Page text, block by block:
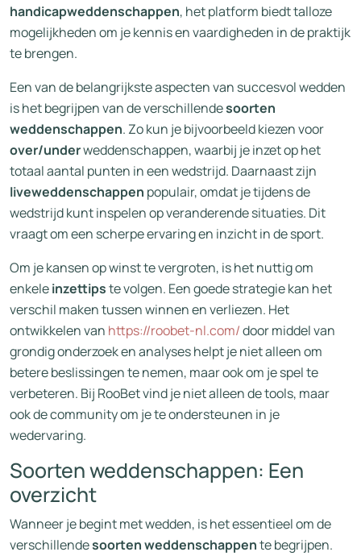
handicapweddenschappen, het platform biedt talloze
mogelijkheden om je kennis en vaardigheden in de praktijk
te brengen.
Een van de belangrijkste aspecten van succesvol wedden
is het begrijpen van de verschillendesoorten
weddenschappen. Zo kun je bijvoorbeeld kiezen voor
over/underweddenschappen, waarbij je inzet op het
totaal aantal punten in een wedstrijd. Daarnaast zijn
liveweddenschappen populair, omdat je tijdens de
wedstrijd kunt inspelen op veranderende situaties. Dit
vraagt om een scherpe ervaring en inzicht in de sport.
Om je kansen op winst te vergroten, is het nuttig om
enkeleinzettipste volgen. Een goede strategie kan het
verschil maken tussen winnen en verliezen. Het
ontwikkelen van https://roobet-nl.com/door middel van
grondig onderzoek en analyses helpt je niet alleen om
betere beslissingen te nemen, maar ook om je spel te
verbeteren. Bij RooBet vind je niet alleen de tools, maar
ook de community om je te ondersteunen in je
wedervaring.
Soorten weddenschappen: Een
overzicht
Wanneer je begint met wedden, is het essentieel om de
verschillendesoorten weddenschappente begrijpen.